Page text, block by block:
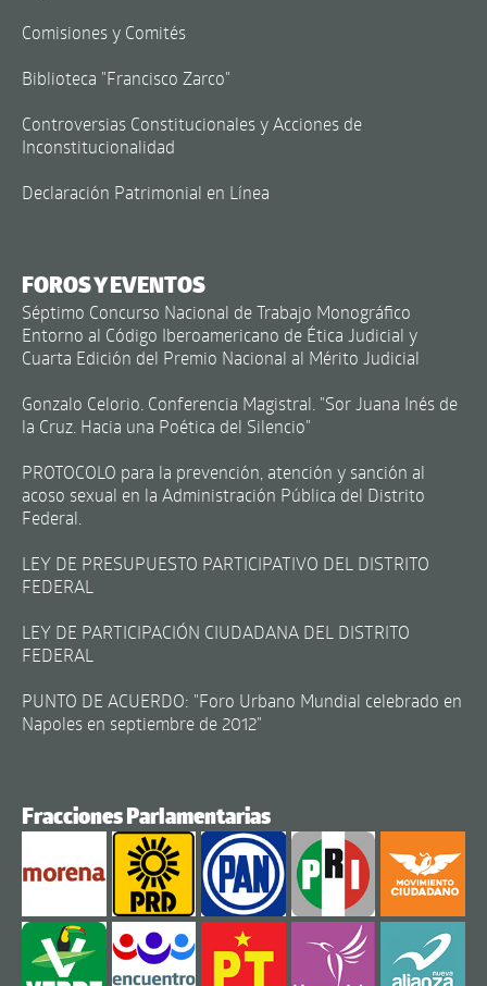
Comisiones y Comités
Biblioteca "Francisco Zarco"
Controversias Constitucionales y Acciones de
Inconstitucionalidad
Declaración Patrimonial en Línea
FOROS Y EVENTOS
Séptimo Concurso Nacional de Trabajo Monográfico
Entorno al Código Iberoamericano de Ética Judicial y
Cuarta Edición del Premio Nacional al Mérito Judicial
Gonzalo Celorio. Conferencia Magistral. "Sor Juana Inés de
la Cruz. Hacia una Poética del Silencio"
PROTOCOLO para la prevención, atención y sanción al
acoso sexual en la Administración Pública del Distrito
Federal.
LEY DE PRESUPUESTO PARTICIPATIVO DEL DISTRITO
FEDERAL
LEY DE PARTICIPACIÓN CIUDADANA DEL DISTRITO
FEDERAL
PUNTO DE ACUERDO: "Foro Urbano Mundial celebrado en
Napoles en septiembre de 2012"
Fracciones Parlamentarias